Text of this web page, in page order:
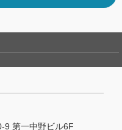
9 第一中野ビル6F